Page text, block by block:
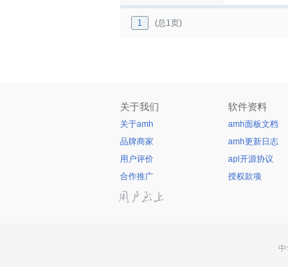
1 (总1页)
关于我们
关于amh
品牌商家
用户评价
合作推广
软件资料
amh面板文档
amh更新日志
apl开源协议
授权款项